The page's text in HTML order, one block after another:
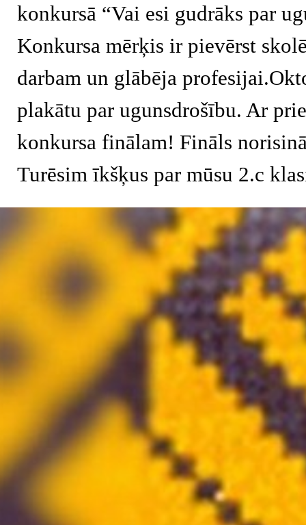
konkursā “Vai esi gudrāks par
Konkursa mērķis ir pievērst
darbam un glābēja
plakātu par ugunsdrošību. Ar
konkursa finālam! Fināls
Turēsim īkšķus par mūsu 2.c